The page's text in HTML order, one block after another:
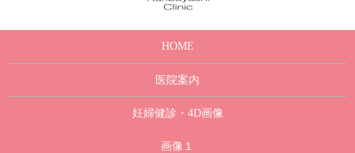
HOME
医院案内
妊婦健診・4D画像
画像１